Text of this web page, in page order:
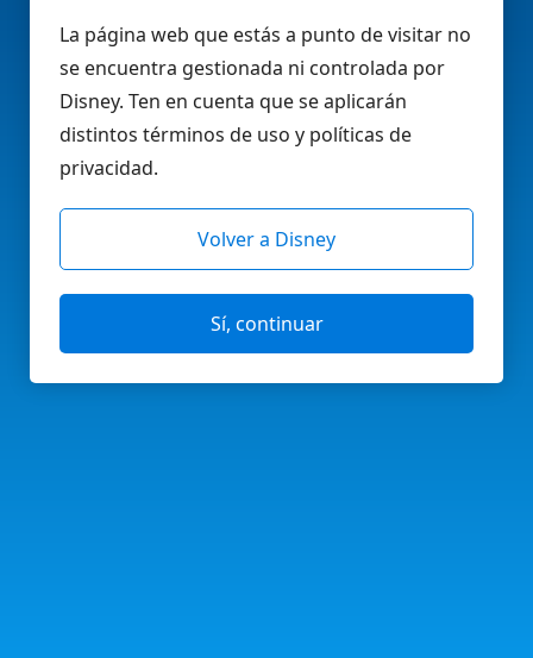
La página web que estás a punto de visitar no
se encuentra gestionada ni controlada por
Disney. Ten en cuenta que se aplicarán
distintos términos de uso y políticas de
privacidad.
Volver a Disney
Sí, continuar